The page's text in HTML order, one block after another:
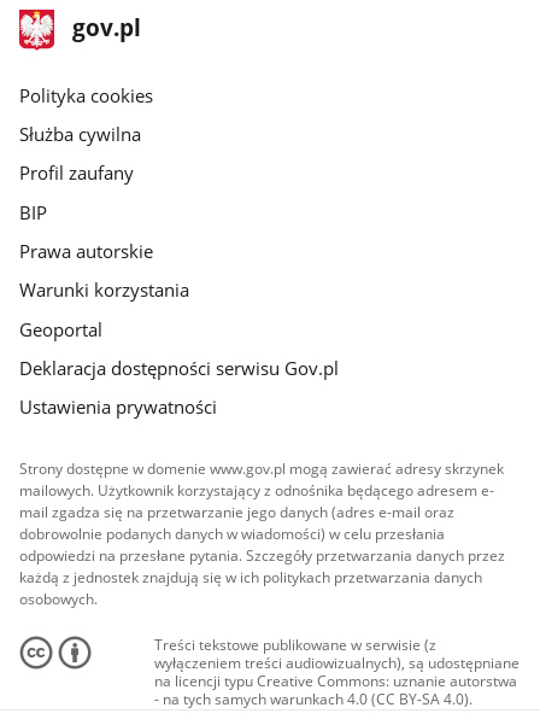
stopka
gov.pl
Strona
gov.pl
gov.pl
Polityka cookies
Służba cywilna
Profil zaufany
BIP
Prawa autorskie
Warunki korzystania
Geoportal
Deklaracja dostępności serwisu Gov.pl
Ustawienia prywatności
Strony dostępne w domenie www.gov.pl mogą zawierać adresy skrzynek
mailowych. Użytkownik korzystający z odnośnika będącego adresem e-
mail zgadza się na przetwarzanie jego danych (adres e-mail oraz
dobrowolnie podanych danych w wiadomości) w celu przesłania
odpowiedzi na przesłane pytania. Szczegóły przetwarzania danych przez
każdą z jednostek znajdują się w ich politykach przetwarzania danych
osobowych.
Treści tekstowe publikowane w serwisie (z
wyłączeniem treści audiowizualnych), są udostępniane
na licencji typu Creative Commons: uznanie autorstwa
- na tych samych warunkach 4.0 (CC BY-SA 4.0).
Materiały audiowizualne, w tym zdjęcia, materiały